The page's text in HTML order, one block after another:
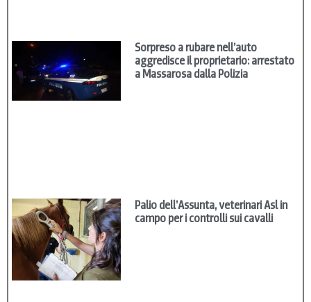
Sorpreso a rubare nell’auto
aggredisce il proprietario: arrestato
a Massarosa dalla Polizia
Palio dell’Assunta, veterinari Asl in
campo per i controlli sui cavalli